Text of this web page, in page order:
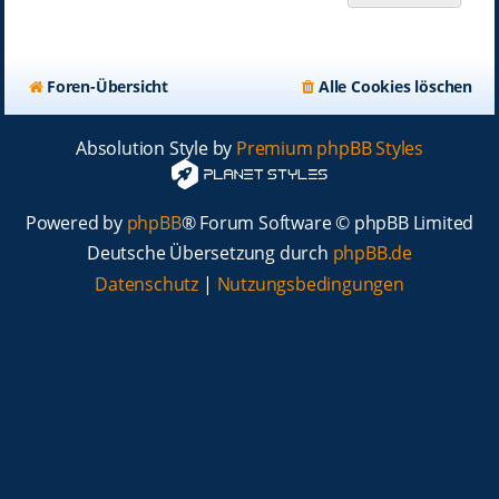
Foren-Übersicht Alle Cookies löschen
Absolution Style by Premium phpBB Styles
Powered by phpBB® Forum Software © phpBB Limited
Deutsche Übersetzung durch phpBB.de
Datenschutz | Nutzungsbedingungen